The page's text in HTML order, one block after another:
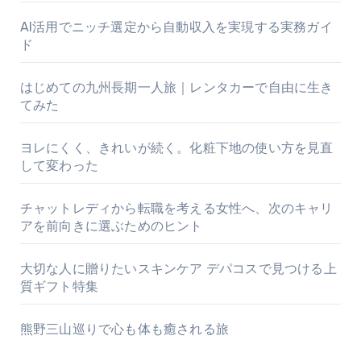
AI活用でニッチ選定から自動収入を実現する実務ガイ
ド
はじめての九州長期一人旅｜レンタカーで自由に生き
てみた
ヨレにくく、きれいが続く。化粧下地の使い方を見直
して変わった
チャットレディから転職を考える女性へ、次のキャリ
アを前向きに選ぶためのヒント
大切な人に贈りたいスキンケア デパコスで見つける上
質ギフト特集
熊野三山巡りで心も体も癒される旅